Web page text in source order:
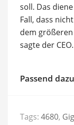
soll. Das
Fall, dass
dem
sagte der CEO.
Passend dazu
Tags: 4680,